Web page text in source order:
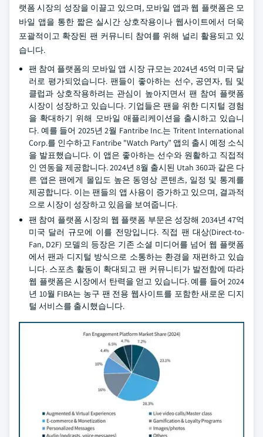
랫폼 시장의 성장을 이끌고 있으며, 모바일 앱과 웹 플랫폼은 모
바일 앱을 통한 짧은 실시간 상호작용이나 웹사이트에서 더욱
포괄적이고 확장된 팬 커뮤니티 참여를 위해 널리 활용되고 있
습니다.
팬 참여 플랫폼의 모바일 앱 시장 규모는 2024년 45억 미국 달
러로 평가되었습니다. 팬들이 좋아하는 선수, 공연자, 팀 및
클럽과 상호작용하려는 관심이 높아지면서 팬 참여 플랫폼
시장이 성장하고 있습니다. 기업들은 팬을 위한 디지털 경험
을 확대하기 위해 모바일 애플리케이션을 출시하고 있습니
다. 예를 들어 2025년 2월 Fantribe Inc.는 Tritent International
Corp.를 인수하고 Fantribe "Watch Party” 앱의 출시 예정 소식
을 발표했습니다. 이 앱은 좋아하는 선수와 원활하고 직접적
인 연동을 제공합니다. 2024년 8월 출시된 Utah 360과 같은 다
른 앱은 팬에게 몰입도 높은 동영상 콘텐츠, 일정 및 통계를
제공합니다. 이는 팬들의 앱 사용이 증가하고 있으며, 결과적
으로 시장이 성장하고 있음을 보여줍니다.
팬 참여 플랫폼 시장의 웹 플랫폼 부문은 성장해 2034년 47억
미국 달러 규모에 이를 전망입니다. 직접 팬 대상(Direct-to-
Fan, D2F) 모델의 등장은 기존 소셜 미디어를 넘어 웹 플랫폼
에서 팬과 디지털 방식으로 소통하는 환경을 재편하고 있습
니다. 스포츠 활동이 확대되고 팬 커뮤니티가 발전함에 따라
웹 플랫폼은 시장에서 탄력을 얻고 있습니다. 예를 들어 2024
년 10월 FIBA는 농구 팬 전용 웹사이트를 포함한 새로운 디지
털 서비스를 출시했습니다.